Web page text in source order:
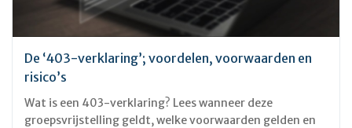
De ‘403-verklaring’; voordelen, voorwaarden en
risico’s
Wat is een 403-verklaring? Lees wanneer deze
groepsvrijstelling geldt, welke voorwaarden gelden en